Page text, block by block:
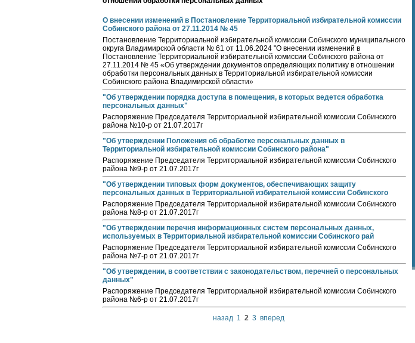
О внесении изменений в Постановление Территориальной избирательной комиссии
Собинского района от 27.11.2014 № 45
Постановление Территориальной избирательной комиссии Собинского муниципального
округа Владимирской области № 61 от 11.06.2024 "О внесении изменений в
Постановление Территориальной избирательной комиссии Собинского района от
27.11.2014 № 45 «Об утверждении документов определяющих политику в отношении
обработки персональных данных в Территориальной избирательной комиссии
Собинского района Владимирской области»
"Об утверждении порядка доступа в помещения, в которых ведется обработка
персональных данных"
Распоряжение Председателя Территориальной избирательной комиссии Собинского
района №10-р от 21.07.2017г
"Об утверждении Положения об обработке персональных данных в
Территориальной избирательной комиссии Собинского района"
Распоряжение Председателя Территориальной избирательной комиссии Собинского
района №9-р от 21.07.2017г
"Об утверждении типовых форм документов, обеспечивающих защиту
персональных данных в Территориальной избирательной комиссии Собинского
Распоряжение Председателя Территориальной избирательной комиссии Собинского
района №8-р от 21.07.2017г
"Об утверждении перечня информационных систем персональных данных,
используемых в Территориальной избирательной комиссии Собинского рай
Распоряжение Председателя Территориальной избирательной комиссии Собинского
района №7-р от 21.07.2017г
"Об утверждении, в соответствии с законодательством, перечней о персональных
данных"
Распоряжение Председателя Территориальной избирательной комиссии Собинского
района №6-р от 21.07.2017г
назад 1 2 3 вперед